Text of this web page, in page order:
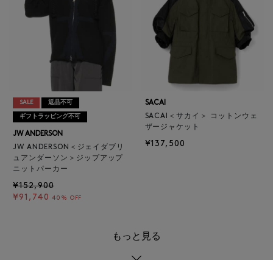
SALE 返品不可
ギフトラッピング不可
JW ANDERSON
JW ANDERSON＜ジェイダブリ
ュアンダーソン＞ジップアップ
ニットパーカー
¥152,900
¥91,740 40% OFF
SACAI
SACAI＜サカイ＞ コットンウェ
ザージャケット
¥137,500
もっと見る